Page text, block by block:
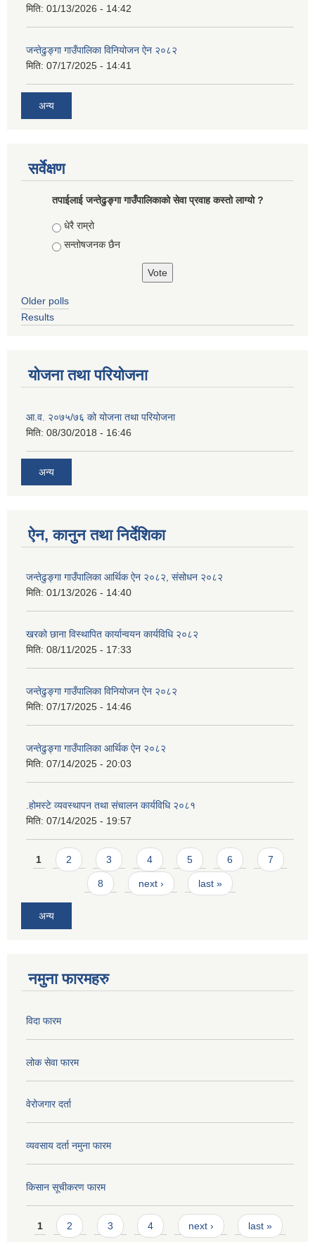
मिति: 01/13/2026 - 14:42
जन्तेढुङ्गा गाउँपालिका विनियोजन ऐन २०८२
मिति: 07/17/2025 - 14:41
अन्य
सर्वेक्षण
तपाईलाई जन्तेढुङ्गा गाउँपालिकाको सेवा प्रवाह कस्तो लाग्यो ?
Choices
धेरै राम्रो
सन्तोषजनक छैन
Older polls
Results
योजना तथा परियोजना
आ.व. २०७५/७६ को योजना तथा परियोजना
मिति: 08/30/2018 - 16:46
अन्य
ऐन, कानुन तथा निर्देशिका
जन्तेढुङ्गा गाउँपालिका आर्थिक ऐन २०८२, संसोधन २०८२
मिति: 01/13/2026 - 14:40
खरको छाना विस्थापित कार्यान्वयन कार्यविधि २०८२
मिति: 08/11/2025 - 17:33
जन्तेढुङ्गा गाउँपालिका विनियोजन ऐन २०८२
मिति: 07/17/2025 - 14:46
जन्तेढुङ्गा गाउँपालिका आर्थिक ऐन २०८२
मिति: 07/14/2025 - 20:03
.होमस्टे व्यवस्थापन तथा संचालन कार्यविधि २०८१
मिति: 07/14/2025 - 19:57
Pages
1 2 3 4 5 6 7
8 next › last »
अन्य
नमुना फारमहरु
विदा फारम
लोक सेवा फारम
वेरोजगार दर्ता
व्यवसाय दर्ता नमुना फारम
किसान सूचीकरण फारम
Pages
1 2 3 4 next › last »